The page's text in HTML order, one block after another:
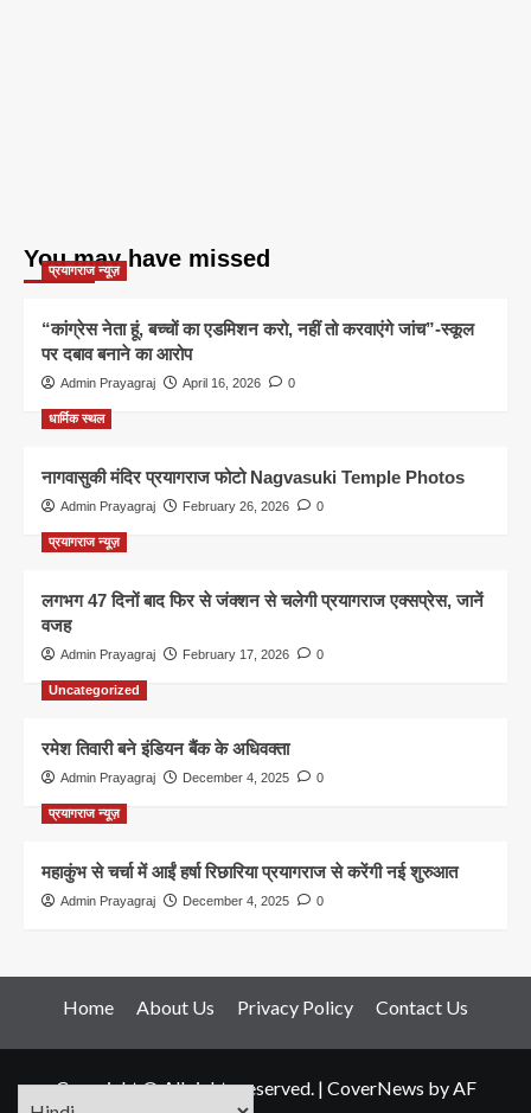
You may have missed
प्रयागराज न्यूज़
“कांग्रेस नेता हूं, बच्चों का एडमिशन करो, नहीं तो करवाएंगे जांच”-स्कूल
पर दबाव बनाने का आरोप
Admin Prayagraj April 16, 2026 0
धार्मिक स्थल
नागवासुकी मंदिर प्रयागराज फोटो Nagvasuki Temple Photos
Admin Prayagraj February 26, 2026 0
प्रयागराज न्यूज़
लगभग 47 दिनों बाद फिर से जंक्शन से चलेगी प्रयागराज एक्सप्रेस, जानें
वजह
Admin Prayagraj February 17, 2026 0
Uncategorized
रमेश तिवारी बने इंडियन बैंक के अधिवक्ता
Admin Prayagraj December 4, 2025 0
प्रयागराज न्यूज़
महाकुंभ से चर्चा में आईं हर्षा रिछारिया प्रयागराज से करेंगी नई शुरुआत
Admin Prayagraj December 4, 2025 0
Home About Us Privacy Policy Contact Us
Copyright © All rights reserved. | CoverNews by AF